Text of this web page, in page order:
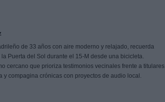
de 33 años con aire moderno y relajado, recuerda
Puerta del Sol durante el 15-M desde una bicicleta.
cercano que prioriza testimonios vecinales frente a titulares
y compagina crónicas con proyectos de audio local.